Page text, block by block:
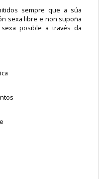
sempre que a súa
sexa libre e non supoña
posible a través da